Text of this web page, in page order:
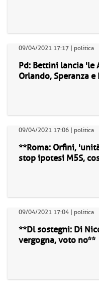
09/04/2021 17:17 | politica
Pd: Bettini lancia 'le
Orlando, Speranza e
09/04/2021 17:06 | politica
**Roma: Orfini,
stop ipotesi M5S,
09/04/2021 17:04 | politica
**Dl sostegni: Di
vergogna, voto no**